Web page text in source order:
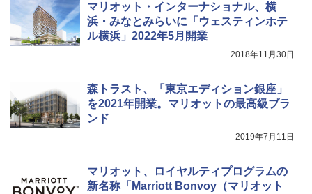
付き ヒグマ・イノシシ対策 自治体・教育機
関の購入実績 登山・キャンプ・アウトドア・
防災用品 長期保存可能 緊急時用 日本国内発
送
着替えテント トイレテント 透けない【換気
通気窓付き】収納袋付き UVカット 防水 防災
コンパクト iimono117 (ブルー)
マリオット・インターナショナル、横
浜・みなとみらいに「ウェスティンホテ
ル横浜」2022年5月開業
2018年11月30日
森トラスト、「東京エディション銀座」
を2021年開業。マリオットの最高級ブラ
ンド
2019年7月11日
マリオット、ロイヤルティプログラムの
新名称「Marriott Bonvoy（マリオット